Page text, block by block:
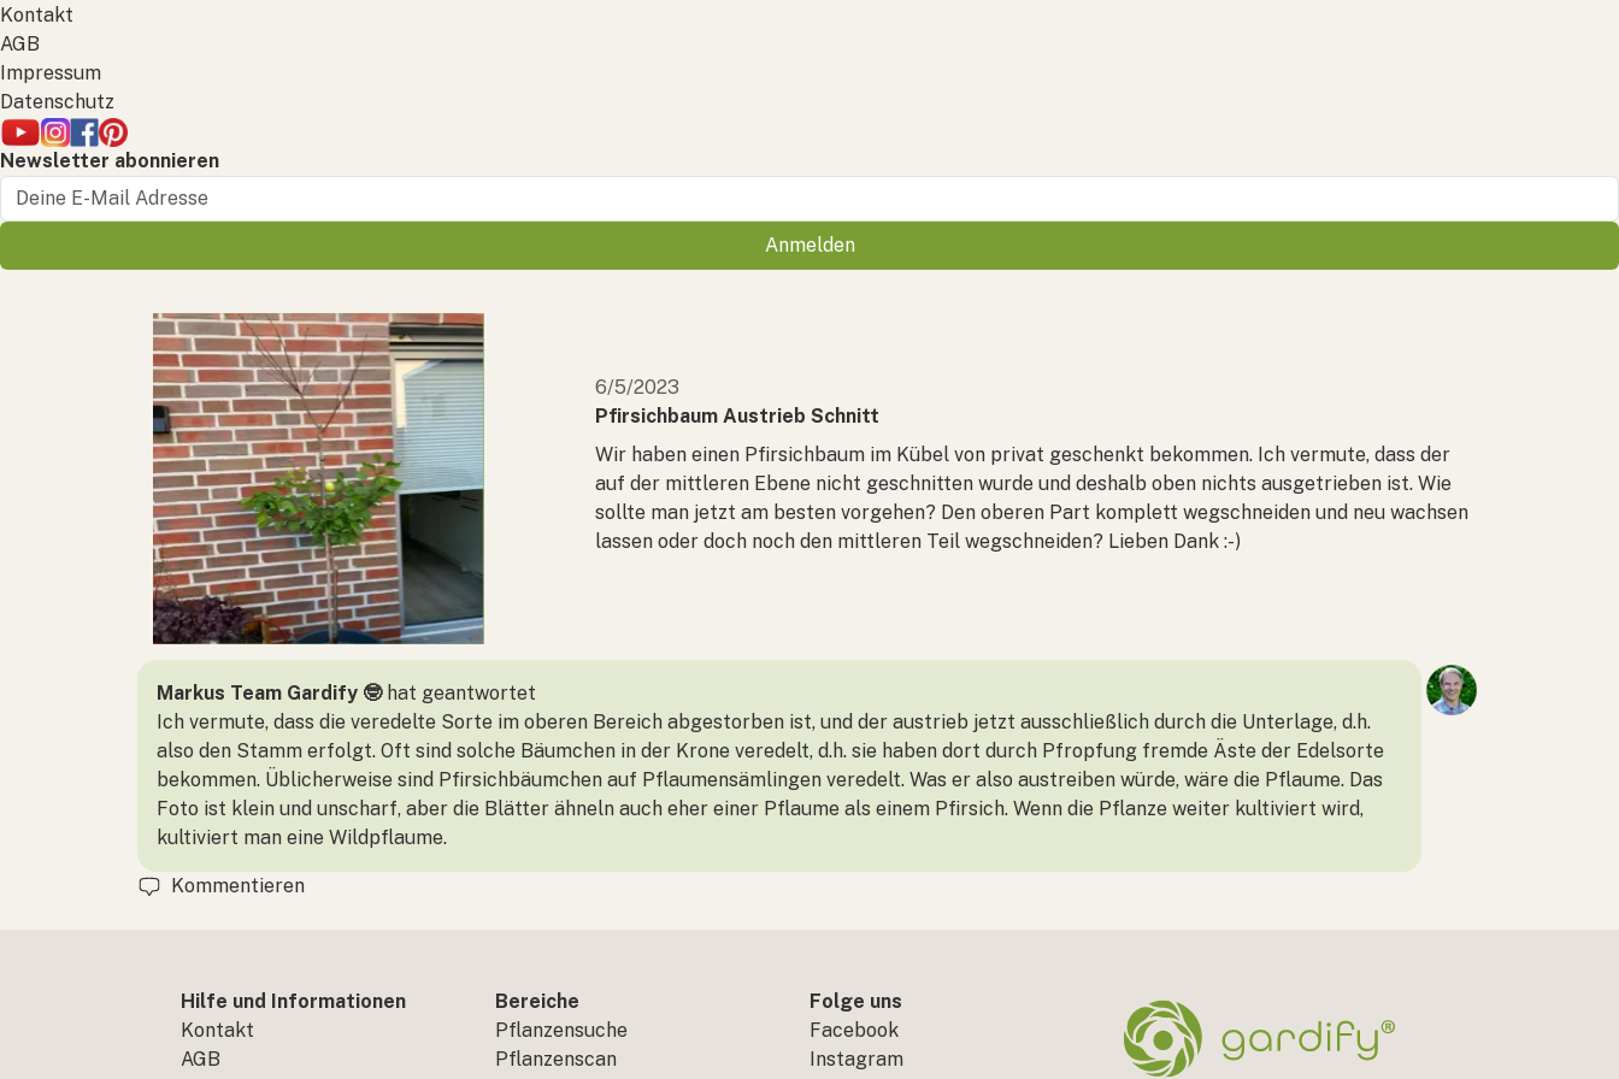
Kontakt
AGB
Impressum
Datenschutz
Newsletter abonnieren
Anmelden
6/5/2023
Pfirsichbaum Austrieb Schnitt
Wir haben einen Pfirsichbaum im Kübel von privat geschenkt bekommen. Ich vermute, dass der
auf der mittleren Ebene nicht geschnitten wurde und deshalb oben nichts ausgetrieben ist. Wie
sollte man jetzt am besten vorgehen? Den oberen Part komplett wegschneiden und neu wachsen
lassen oder doch noch den mittleren Teil wegschneiden? Lieben Dank :-)
Markus Team Gardify 🤓hat geantwortet
Ich vermute, dass die veredelte Sorte im oberen Bereich abgestorben ist, und der austrieb jetzt ausschließlich durch die Unterlage, d.h.
also den Stamm erfolgt. Oft sind solche Bäumchen in der Krone veredelt, d.h. sie haben dort durch Pfropfung fremde Äste der Edelsorte
bekommen. Üblicherweise sind Pfirsichbäumchen auf Pflaumensämlingen veredelt. Was er also austreiben würde, wäre die Pflaume. Das
Foto ist klein und unscharf, aber die Blätter ähneln auch eher einer Pflaume als einem Pfirsich. Wenn die Pflanze weiter kultiviert wird,
kultiviert man eine Wildpflaume.
Kommentieren
Hilfe und Informationen
Kontakt
AGB
Bereiche
Pflanzensuche
Pflanzenscan
Folge uns
Facebook
Instagram